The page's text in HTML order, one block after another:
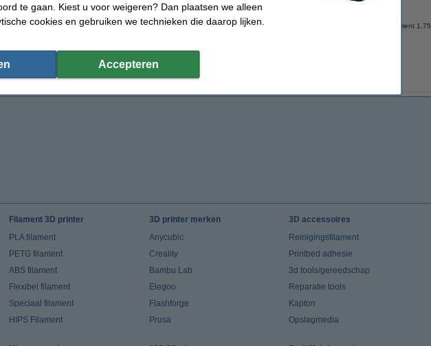
3DLAC hechtspray (400 ml)
€ 11,50
(Incl. 21% BTW)
Magigoo 3D lijmstift 50 ml
Polymaker PolyFlex TPU-95A filament 1,75
Filament 3D printer
PLA filament
PETG filament
ABS filament
Flexibel filament
Speciaal filament
HIPS Filament
3D printer merken
Anycubic
Creality
Bambu Lab
Elegoo
Flashforge
Prusa
3D accessoires
Reinigingsfilament
Printbed adhesie
3d tools/gereedschap
Reparatie tools
Kapton
Opslagmedia
te gaan. Kiest u voor weigeren? Dan plaatsen we alleen
cookies en gebruiken we technieken die daarop lijken.
Accepteren